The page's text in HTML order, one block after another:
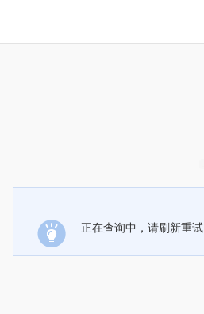
正在查询中，请刷新重试